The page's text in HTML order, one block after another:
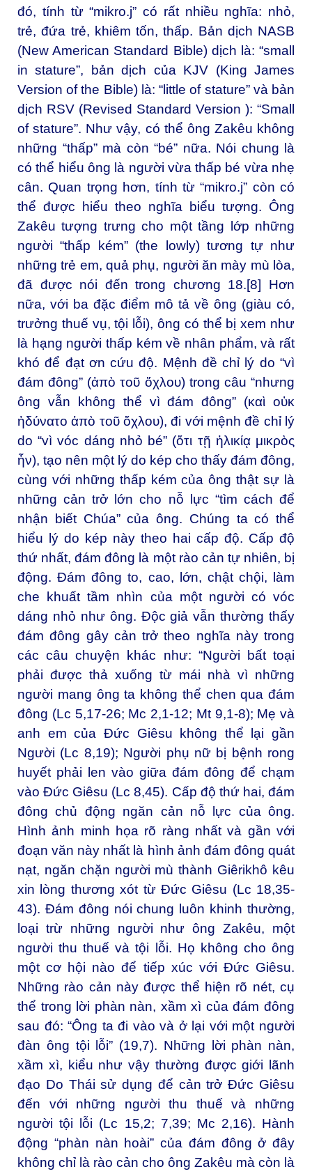
đó, tính từ “mikro.j” có rất nhiều nghĩa: nhỏ,
trẻ, đứa trẻ, khiêm tốn, thấp. Bản dịch NASB
(New American Standard Bible) dịch là: “small
in stature”, bản dịch của KJV (King James
Version of the Bible) là: “little of stature” và bản
dịch RSV (Revised Standard Version ): “Small
of stature”. Như vậy, có thể ông Zakêu không
những “thấp” mà còn “bé” nữa. Nói chung là
có thể hiểu ông là người vừa thấp bé vừa nhẹ
cân. Quan trọng hơn, tính từ “mikro.j” còn có
thể được hiểu theo nghĩa biểu tượng. Ông
Zakêu tượng trưng cho một tầng lớp những
người “thấp kém” (the lowly) tương tự như
những trẻ em, quả phụ, người ăn mày mù lòa,
đã được nói đến trong chương 18.[8] Hơn
nữa, với ba đặc điểm mô tả về ông (giàu có,
trưởng thuế vụ, tội lỗi), ông có thể bị xem như
là hạng người thấp kém về nhân phẩm, và rất
khó để đạt ơn cứu độ. Mệnh đề chỉ lý do “vì
đám đông” (ἀπὸ τοῦ ὄχλου) trong câu “nhưng
ông vẫn không thể vì đám đông” (καὶ οὐκ
ἠδύνατο ἀπὸ τοῦ ὄχλου), đi với mệnh đề chỉ lý
do “vì vóc dáng nhỏ bé” (ὅτι τῇ ἡλικίᾳ μικρὸς
ἦν), tạo nên một lý do kép cho thấy đám đông,
cùng với những thấp kém của ông thật sự là
những cản trở lớn cho nỗ lực “tìm cách để
nhận biết Chúa” của ông. Chúng ta có thể
hiểu lý do kép này theo hai cấp độ. Cấp độ
thứ nhất, đám đông là một rào cản tự nhiên, bị
động. Đám đông to, cao, lớn, chật chội, làm
che khuất tầm nhìn của một người có vóc
dáng nhỏ như ông. Độc giả vẫn thường thấy
đám đông gây cản trở theo nghĩa này trong
các câu chuyện khác như: “Người bất toại
phải được thả xuống từ mái nhà vì những
người mang ông ta không thể chen qua đám
đông (Lc 5,17-26; Mc 2,1-12; Mt 9,1-8); Mẹ và
anh em của Đức Giêsu không thể lại gần
Người (Lc 8,19); Người phụ nữ bị bệnh rong
huyết phải len vào giữa đám đông để chạm
vào Đức Giêsu (Lc 8,45). Cấp độ thứ hai, đám
đông chủ động ngăn cản nỗ lực của ông.
Hình ảnh minh họa rõ ràng nhất và gần với
đoạn văn này nhất là hình ảnh đám đông quát
nạt, ngăn chặn người mù thành Giêrikhô kêu
xin lòng thương xót từ Đức Giêsu (Lc 18,35-
43). Đám đông nói chung luôn khinh thường,
loại trừ những người như ông Zakêu, một
người thu thuế và tội lỗi. Họ không cho ông
một cơ hội nào để tiếp xúc với Đức Giêsu.
Những rào cản này được thể hiện rõ nét, cụ
thể trong lời phàn nàn, xầm xì của đám đông
sau đó: “Ông ta đi vào và ở lại với một người
đàn ông tội lỗi” (19,7). Những lời phàn nàn,
xầm xì, kiểu như vậy thường được giới lãnh
đạo Do Thái sử dụng để cản trở Đức Giêsu
đến với những người thu thuế và những
người tội lỗi (Lc 15,2; 7,39; Mc 2,16). Hành
động “phàn nàn hoài” của đám đông ở đây
không chỉ là rào cản cho ông Zakêu mà còn là